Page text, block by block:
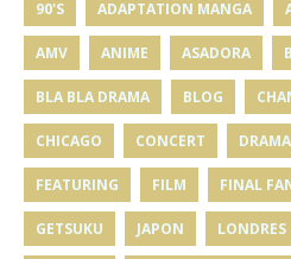
90'S ADAPTATION MANGA
AMV ANIME ASADORA
BLA BLA DRAMA BLOG
CHICAGO CONCERT
FEATURING FILM FINAL
GETSUKU JAPON LONDRES